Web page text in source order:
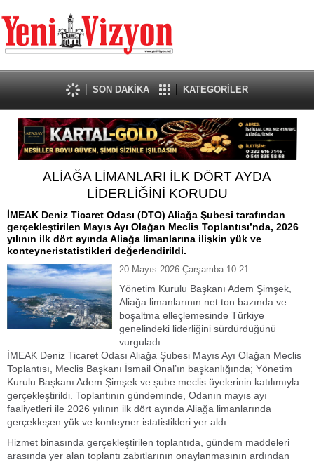
SON DAKİKA KATEGORİLER
ALİAĞA LİMANLARI İLK DÖRT AYDA
LİDERLİĞİNİ KORUDU
İMEAK Deniz Ticaret Odası (DTO) Aliağa Şubesi tarafından
gerçekleştirilen Mayıs Ayı Olağan Meclis Toplantısı’nda, 2026
yılının ilk dört ayında Aliağa limanlarına ilişkin yük ve
konteyneristatistikleri değerlendirildi.
20 Mayıs 2026 Çarşamba 10:21
Yönetim Kurulu Başkanı Adem Şimşek,
Aliağa limanlarının net ton bazında ve
boşaltma elleçlemesinde Türkiye
genelindeki liderliğini sürdürdüğünü
vurguladı.
İMEAK Deniz Ticaret Odası Aliağa Şubesi Mayıs Ayı Olağan Meclis
Toplantısı, Meclis Başkanı İsmail Önal’ın başkanlığında; Yönetim
Kurulu Başkanı Adem Şimşek ve şube meclis üyelerinin katılımıyla
gerçekleştirildi. Toplantının gündeminde, Odanın mayıs ayı
faaliyetleri ile 2026 yılının ilk dört ayında Aliağa limanlarında
gerçekleşen yük ve konteyner istatistikleri yer aldı.
Hizmet binasında gerçekleştirilen toplantıda, gündem maddeleri
arasında yer alan toplantı zabıtlarının onaylanmasının ardından